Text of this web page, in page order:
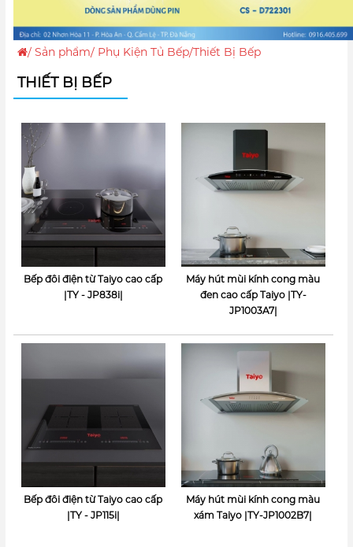
/ Sản phẩm/ Phụ Kiện Tủ Bếp/Thiết Bị Bếp
THIẾT BỊ BẾP
Bếp đôi điện từ Taiyo cao cấp
|TY - JP838i|
Máy hút mùi kính cong màu
đen cao cấp Taiyo |TY-
JP1003A7|
Bếp đôi điện từ Taiyo cao cấp
|TY - JP115i|
Máy hút mùi kính cong màu
xám Taiyo |TY-JP1002B7|